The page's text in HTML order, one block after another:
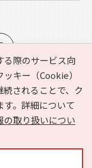
る際のサービス向
キー（Cookie）
されることで、ク
す。詳細について
の取り扱いについ
ヘルプ
運営会社
合わせ